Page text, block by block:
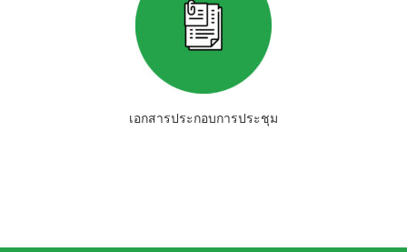
เอกสารประกอบการประชุม